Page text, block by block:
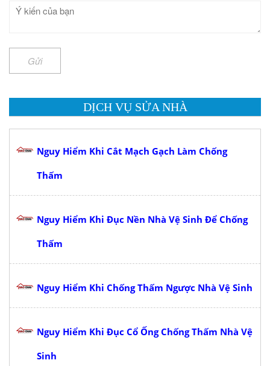
Gửi
DỊCH VỤ SỬA NHÀ
Nguy Hiểm Khi Cắt Mạch Gạch Làm Chống
Thấm
Nguy Hiểm Khi Đục Nền Nhà Vệ Sinh Để Chống
Thấm
Nguy Hiểm Khi Chống Thấm Ngược Nhà Vệ Sinh
Nguy Hiểm Khi Đục Cổ Ống Chống Thấm Nhà Vệ
Sinh